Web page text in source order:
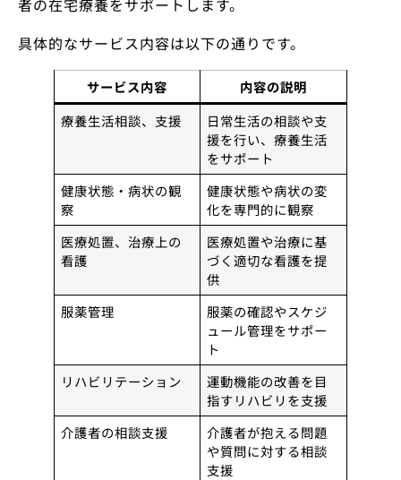
者の在宅療養をサポートします。
具体的なサービス内容は以下の通りです。
サービス内容
内容の説明
療養生活相談、支援
日常生活の相談や支
援を行い、療養生活
をサポート
健康状態・病状の観
察
健康状態や病状の変
化を専門的に観察
医療処置、治療上の
看護
医療処置や治療に基
づく適切な看護を提
供
服薬管理
服薬の確認やスケジ
ュール管理をサポー
ト
リハビリテーション
運動機能の改善を目
指すリハビリを支援
介護者の相談支援
介護者が抱える問題
や質問に対する相談
支援